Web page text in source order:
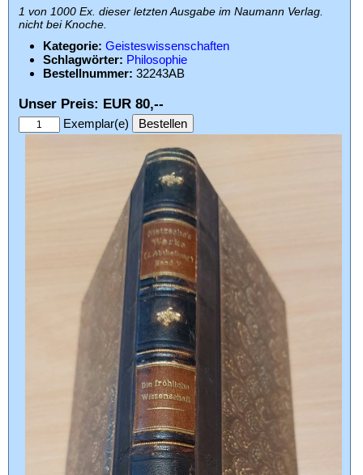
Impressum
1 von 1000 Ex. dieser letzten Ausgabe im Naumann Verlag.
nicht bei Knoche.
Kategorie: Geisteswissenschaften
Schlagwörter: Philosophie
Bestellnummer: 32243AB
Unser Preis: EUR 80,--
Exemplar(e)